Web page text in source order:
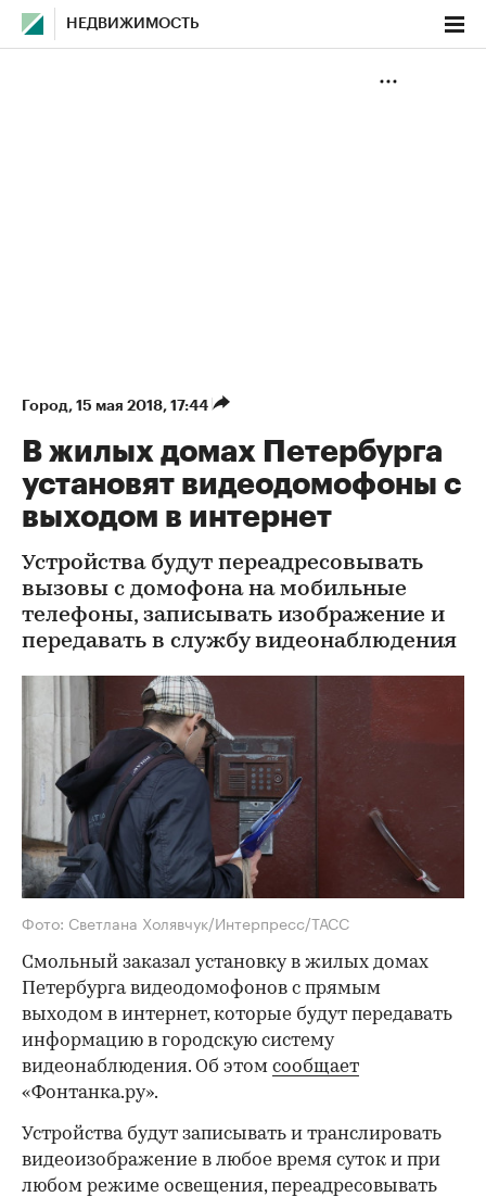
НЕДВИЖИМОСТЬ
Город⁠, 15 мая 2018, 17:44
В жилых домах Петербурга
установят видеодомофоны с
выходом в интернет
Устройства будут переадресовывать
вызовы с домофона на мобильные
телефоны, записывать изображение и
передавать в службу видеонаблюдения
Фото: Светлана Холявчук/Интерпресс/ТАСС
Смольный заказал установку в жилых домах
Петербурга видеодомофонов с прямым
выходом в интернет, которые будут передавать
информацию в городскую систему
видеонаблюдения. Об этом сообщает
«Фонтанка.ру».
Устройства будут записывать и транслировать
видеоизображение в любое время суток и при
любом режиме освещения, переадресовывать